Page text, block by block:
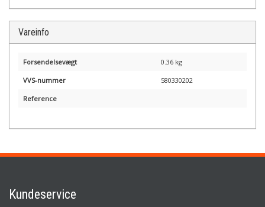
Vareinfo
Forsendelsevægt 0.36 kg
VVS-nummer 580330202
Reference
Kundeservice